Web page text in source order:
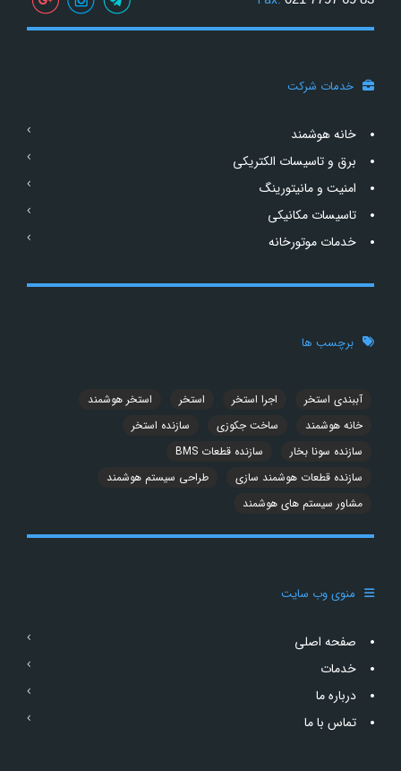
خدمات شرکت
خانه هوشمند
برق و تاسیسات الکتریکی
امنیت و مانیتورینگ
تاسیسات مکانیکی
خدمات موتورخانه
برچسب ها
آببندی استخر اجرا استخر استخر
استخر هوشمند
خانه هوشمند
ساخت جکوزی
سازنده استخر
سازنده سونا بخار
سازنده قطعات BMS
سازنده قطعات هوشمند سازی
طراحی سیستم هوشمند
مشاور سیستم های هوشمند
منوی وب سایت
صفحه اصلی
خدمات
درباره ما
تماس با ما